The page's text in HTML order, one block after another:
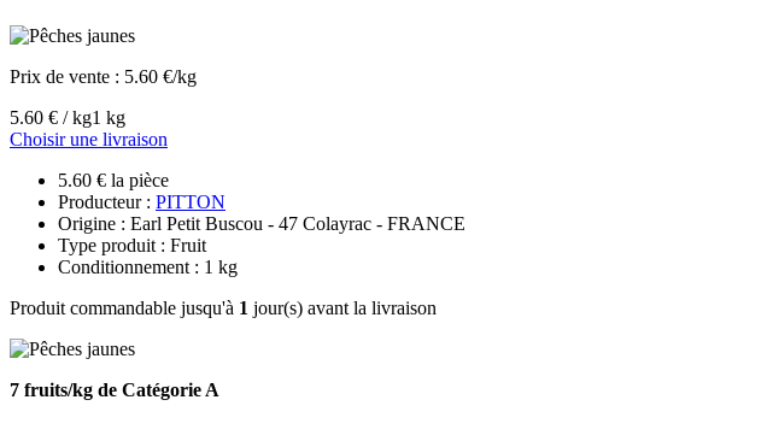
Prix de vente : 5.60 €/kg
5.60 € / kg1 kg
Choisir une livraison
5.60 € la pièce
Producteur : PITTON
Origine : Earl Petit Buscou - 47 Colayrac - FRANCE
Type produit : Fruit
Conditionnement : 1 kg
Produit commandable jusqu'à 1 jour(s) avant la livraison
7 fruits/kg de Catégorie A